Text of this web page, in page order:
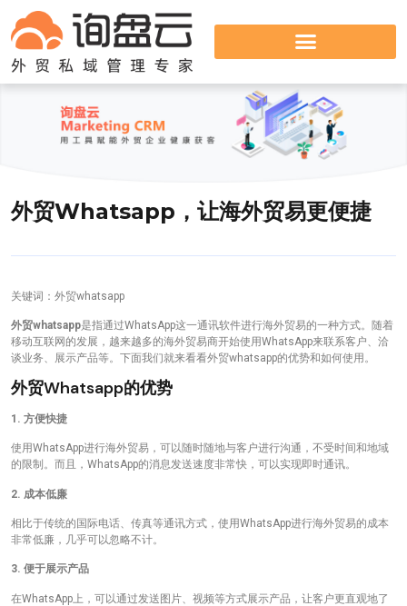
外贸whatsapp，让海外贸易更便捷
关键词：外贸whatsapp
外贸whatsapp是指通过WhatsApp这一通讯软件进行海外贸易的一种方式。随着
移动互联网的发展，越来越多的海外贸易商开始使用WhatsApp来联系客户、洽
谈业务、展示产品等。下面我们就来看看外贸whatsapp的优势和如何使用。
外贸whatsapp的优势
1. 方便快捷
使用WhatsApp进行海外贸易，可以随时随地与客户进行沟通，不受时间和地域
的限制。而且，WhatsApp的消息发送速度非常快，可以实现即时通讯。
2. 成本低廉
相比于传统的国际电话、传真等通讯方式，使用WhatsApp进行海外贸易的成本
非常低廉，几乎可以忽略不计。
3. 便于展示产品
在WhatsApp上，可以通过发送图片、视频等方式展示产品，让客户更直观地了